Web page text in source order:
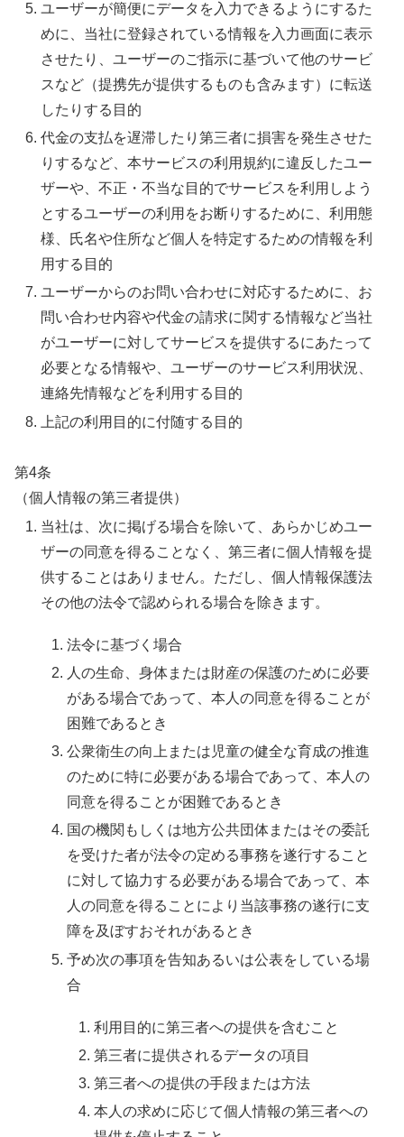
ユーザーが簡便にデータを入力できるようにするた
めに、当社に登録されている情報を入力画面に表示
させたり、ユーザーのご指示に基づいて他のサービ
スなど（提携先が提供するものも含みます）に転送
したりする目的
代金の支払を遅滞したり第三者に損害を発生させた
りするなど、本サービスの利用規約に違反したユー
ザーや、不正・不当な目的でサービスを利用しよう
とするユーザーの利用をお断りするために、利用態
様、氏名や住所など個人を特定するための情報を利
用する目的
ユーザーからのお問い合わせに対応するために、お
問い合わせ内容や代金の請求に関する情報など当社
がユーザーに対してサービスを提供するにあたって
必要となる情報や、ユーザーのサービス利用状況、
連絡先情報などを利用する目的
上記の利用目的に付随する目的
第4条
（個人情報の第三者提供）
当社は、次に掲げる場合を除いて、あらかじめユー
ザーの同意を得ることなく、第三者に個人情報を提
供することはありません。ただし、個人情報保護法
その他の法令で認められる場合を除きます。
法令に基づく場合
人の生命、身体または財産の保護のために必要
がある場合であって、本人の同意を得ることが
困難であるとき
公衆衛生の向上または児童の健全な育成の推進
のために特に必要がある場合であって、本人の
同意を得ることが困難であるとき
国の機関もしくは地方公共団体またはその委託
を受けた者が法令の定める事務を遂行すること
に対して協力する必要がある場合であって、本
人の同意を得ることにより当該事務の遂行に支
障を及ぼすおそれがあるとき
予め次の事項を告知あるいは公表をしている場
合
利用目的に第三者への提供を含むこと
第三者に提供されるデータの項目
第三者への提供の手段または方法
本人の求めに応じて個人情報の第三者への